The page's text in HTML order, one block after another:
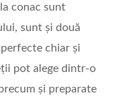
conac sunt
sunt și două
chiar și
pot alege dintr-o
şi preparate